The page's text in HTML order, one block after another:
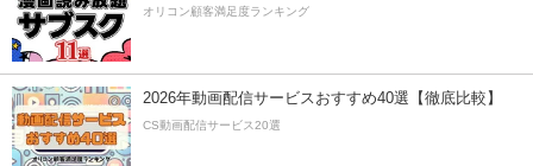
オリコン顧客満足度ランキング
2026年動画配信サービスおすすめ40選【徹底比較】
CS動画配信サービス20選